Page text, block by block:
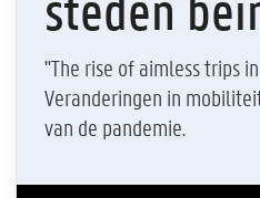
"The rise of aimless trips
Veranderingen in
van de pandemie.